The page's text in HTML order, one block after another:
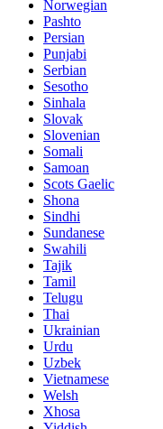
Norwegian
Pashto
Persian
Punjabi
Serbian
Sesotho
Sinhala
Slovak
Slovenian
Somali
Samoan
Scots Gaelic
Shona
Sindhi
Sundanese
Swahili
Tajik
Tamil
Telugu
Thai
Ukrainian
Urdu
Uzbek
Vietnamese
Welsh
Xhosa